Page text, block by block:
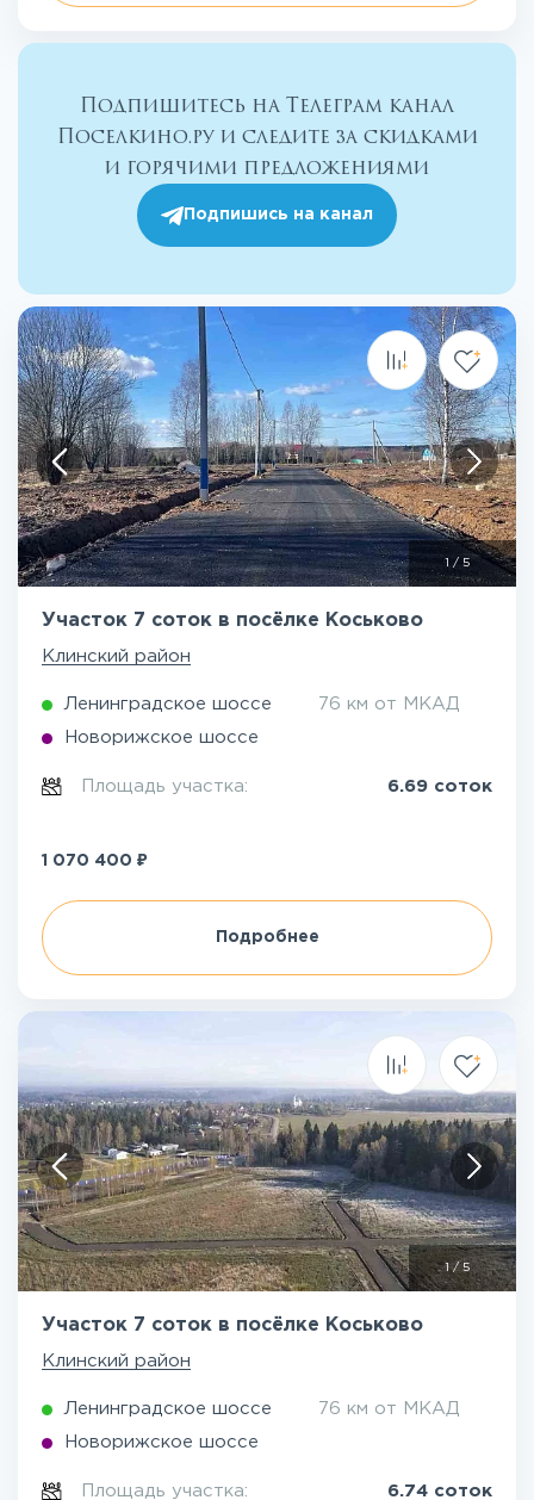
Подпишитесь на Телеграм канал
Поселкино.ру и следите за скидками
и горячими предложениями
Подпишись на канал
1 / 5
Участок 7 соток в посёлке Коськово
Клинский район
Ленинградское шоссе 76 км от МКАД
Новорижское шоссе
Площадь участка: 6.69 соток
1 070 400 ₽
Подробнее
1/ 5
Участок 7 соток в посёлке Коськово
Клинский район
Ленинградское шоссе 76 км от МКАД
Новорижское шоссе
Площадь участка: 6.74 соток